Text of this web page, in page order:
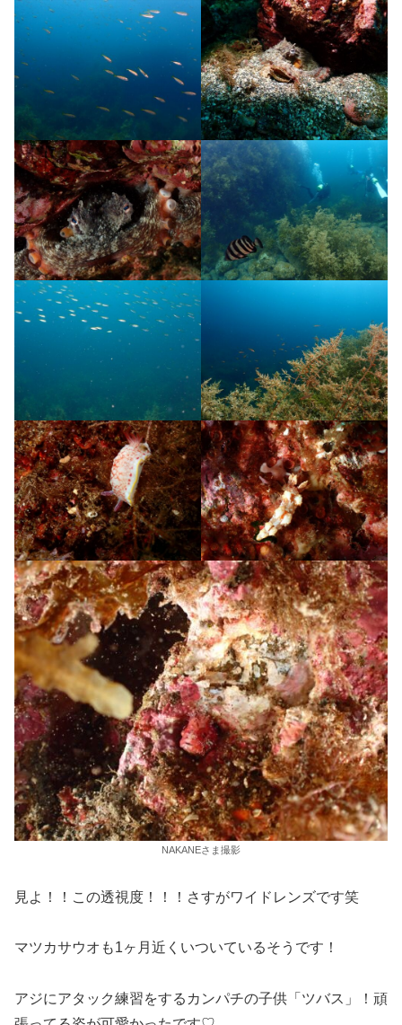
NAKANEさま撮影
見よ！！この透視度！！！さすがワイドレンズです笑
マツカサウオも1ヶ月近くいついているそうです！
アジにアタック練習をするカンパチの子供「ツバス」！頑